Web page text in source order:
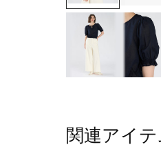
関連アイ